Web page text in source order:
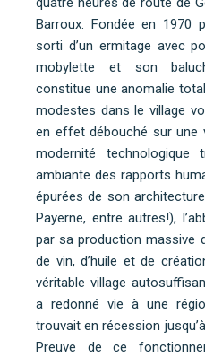
Barroux. Fondée en 1970
sorti d’un ermitage avec
mobylette et son
constitue une anomalie
modestes dans le village
en effet débouché sur une
modernité
ambiante des rapports
épurées de son
Payerne, entre autres!),
par sa production massive
de vin, d’huile et de
véritable village
a redonné vie à une
trouvait en récession
Preuve de ce